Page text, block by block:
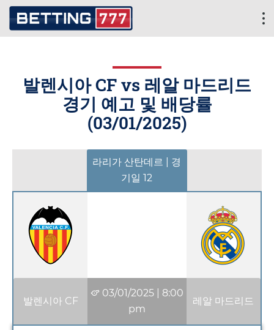
발렌시아 CF vs 레알 마드리드
경기 예고 및 배당률
(03/01/2025)
라리가 산탄데르 | 경
기일 12
발렌시아 CF
03/01/2025| 8:00
pm
레알 마드리드